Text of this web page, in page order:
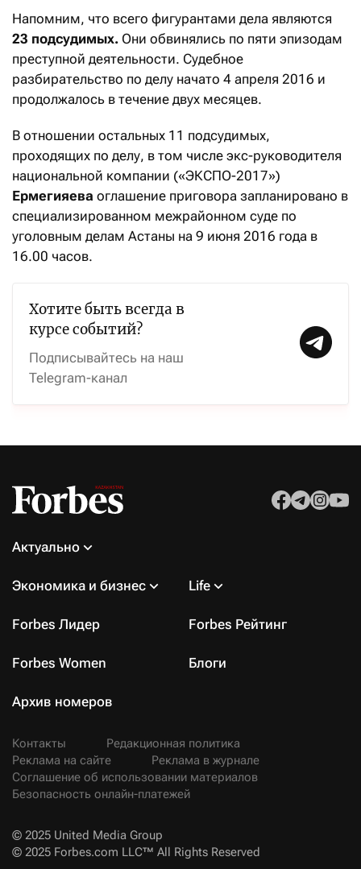
Напомним, что всего фигурантами дела являются
23 подсудимых. Они обвинялись по пяти эпизодам
преступной деятельности. Судебное
разбирательство по делу начато 4 апреля 2016 и
продолжалось в течение двух месяцев.
В отношении остальных 11 подсудимых,
проходящих по делу, в том числе экс-руководителя
национальной компании («ЭКСПО-2017»)
Ермегияева оглашение приговора запланировано в
специализированном межрайонном суде по
уголовным делам Астаны на 9 июня 2016 года в
16.00 часов.
Хотите быть всегда в
курсе событий?
Подписывайтесь на наш
Telegram-канал
Актуально
Экономика и бизнес Life
Forbes Лидер Forbes Рейтинг
Forbes Women Блоги
Архив номеров
Контакты
Редакционная политика
Реклама на сайте
Реклама в журнале
Соглашение об использовании материалов
Безопасность онлайн-платежей
© 2025 United Media Group
© 2025 Forbes.com LLC™ All Rights Reserved